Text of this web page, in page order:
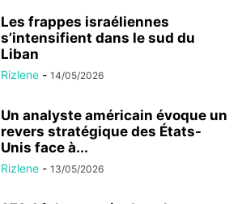
Les frappes israéliennes
s’intensifient dans le sud du
Liban
Rizlene - 14/05/2026
Un analyste américain évoque un
revers stratégique des États-
Unis face à...
Rizlene - 13/05/2026